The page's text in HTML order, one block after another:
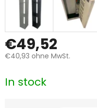
€49,52
€40,93 ohne MwSt.
In stock